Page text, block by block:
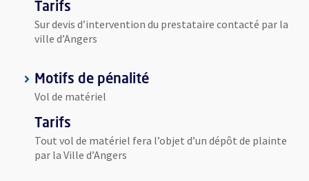
Tarifs
Sur devis d’intervention du prestataire contacté par la
ville d’Angers
Motifs de pénalité
Vol de matériel
Tarifs
Tout vol de matériel fera l’objet d’un dépôt de plainte
par la Ville d’Angers